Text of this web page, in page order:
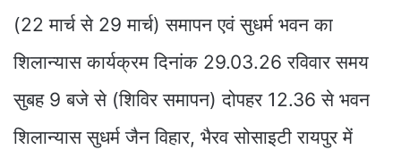
(22 मार्च से 29 मार्च) समापन एवं सुधर्म भवन का
शिलान्यास कार्यक्रम दिनांक 29.03.26 रविवार समय
सुबह 9 बजे से (शिविर समापन) दोपहर 12.36 से भवन
शिलान्यास सुधर्म जैन विहार, भैरव सोसाइटी रायपुर में